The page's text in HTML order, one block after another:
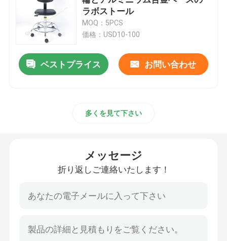
実験室の貯蔵庫
学生の研究室家具
ラボストール
MOQ：5PCS
価格：USD10-100
ベストプライス お問い合わせ
多くを見て下さい
メッセージ
折り返しご連絡いたします！